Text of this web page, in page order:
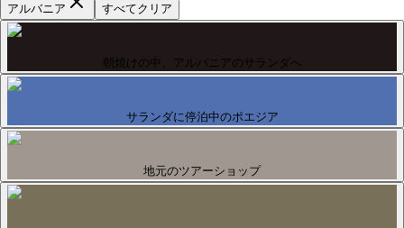
アルバニア すべてクリア
朝焼けの中、アルバニアのサランダへ
サランダに停泊中のポエジア
地元のツアーショップ